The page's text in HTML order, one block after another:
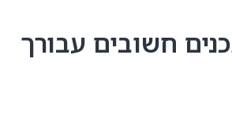
חשובים עבורך